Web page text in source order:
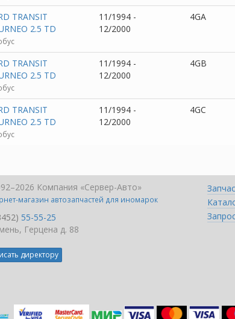
TRANSIT
2.5 TD
11/1994 -
12/2000
4GA
TRANSIT
2.5 TD
11/1994 -
12/2000
4GB
TRANSIT
2.5 TD
11/1994 -
12/2000
4GC
Компания «Сервер-Авто»
магазин автозапчастей для иномарок
55-55-25
Герцена д. 88
директору